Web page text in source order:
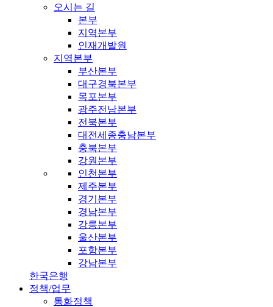
오시는 길
본부
지역본부
인재개발원
지역본부
부산본부
대구경북본부
목포본부
광주전남본부
전북본부
대전세종충남본부
충북본부
강원본부
인천본부
제주본부
경기본부
경남본부
강릉본부
울산본부
포항본부
강남본부
한국은행
정책/업무
통화정책